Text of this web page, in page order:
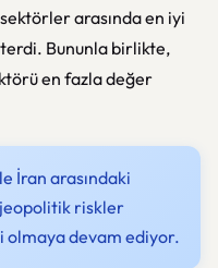
arasında en iyi
Bununla birlikte,
en fazla değer
İran arasındaki
riskler
devam ediyor.